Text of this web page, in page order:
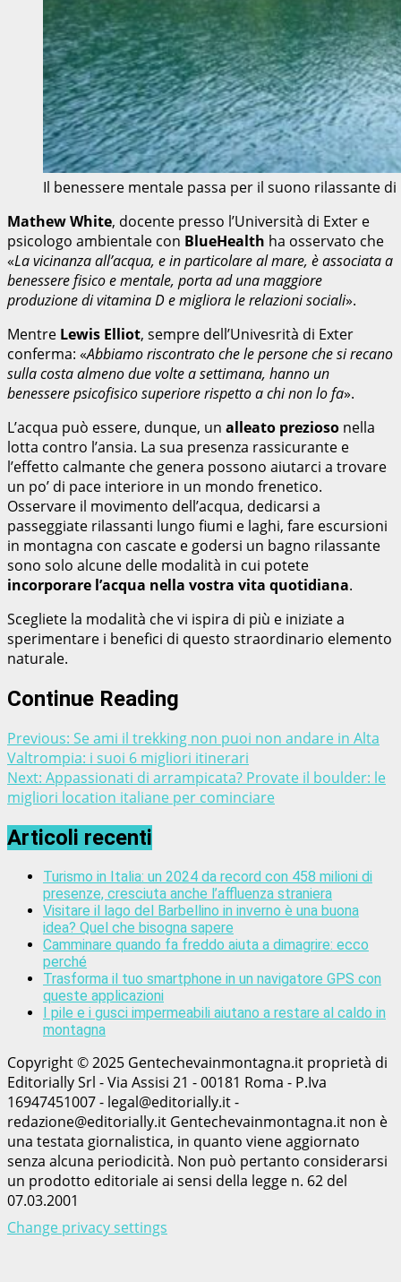
Il benessere mentale passa per il suono rilassante
Mathew White, docente presso l’Università di Exter e
psicologo ambientale con BlueHealth ha osservato che
«La vicinanza all’acqua, e in particolare al mare, è associata a
benessere fisico e mentale, porta ad una maggiore
produzione di vitamina D e migliora le relazioni sociali».
Mentre Lewis Elliot, sempre dell’Univesrità di Exter
conferma: «Abbiamo riscontrato che le persone che si recano
sulla costa almeno due volte a settimana, hanno un
benessere psicofisico superiore rispetto a chi non lo fa».
L’acqua può essere, dunque, un alleato prezioso nella
lotta contro l’ansia. La sua presenza rassicurante e
l’effetto calmante che genera possono aiutarci a trovare
un po’ di pace interiore in un mondo frenetico.
Osservare il movimento dell’acqua, dedicarsi a
passeggiate rilassanti lungo fiumi e laghi, fare escursioni
in montagna con cascate e godersi un bagno rilassante
sono solo alcune delle modalità in cui potete
incorporare l’acqua nella vostra vita quotidiana.
Scegliete la modalità che vi ispira di più e iniziate a
sperimentare i benefici di questo straordinario elemento
naturale.
Continue Reading
Previous: Se ami il trekking non puoi non andare in Alta
Valtrompia: i suoi 6 migliori itinerari
Next: Appassionati di arrampicata? Provate il boulder: le
migliori location italiane per cominciare
Articoli recenti
Turismo in Italia: un 2024 da record con 458 milioni di
presenze, cresciuta anche l’affluenza straniera
Visitare il lago del Barbellino in inverno è una buona
idea? Quel che bisogna sapere
Camminare quando fa freddo aiuta a dimagrire: ecco
perché
Trasforma il tuo smartphone in un navigatore GPS con
queste applicazioni
I pile e i gusci impermeabili aiutano a restare al caldo in
montagna
Copyright © 2025 Gentechevainmontagna.it proprietà di
Editorially Srl - Via Assisi 21 - 00181 Roma - P.Iva
16947451007 - legal@editorially.it -
redazione@editorially.it Gentechevainmontagna.it non è
una testata giornalistica, in quanto viene aggiornato
senza alcuna periodicità. Non può pertanto considerarsi
un prodotto editoriale ai sensi della legge n. 62 del
07.03.2001
Change privacy settings